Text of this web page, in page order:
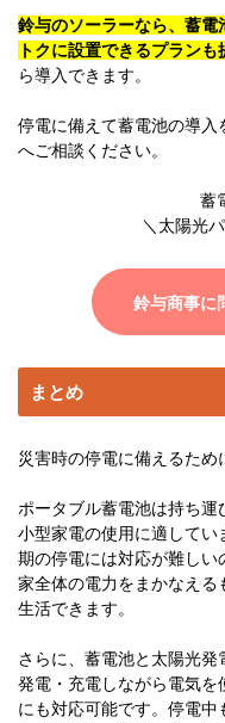
鈴与のソーラーなら、蓄
トクに設置できるプランも
ら導入できます。
停電に備えて蓄電池の導入
へご相談ください。
蓄
＼太陽光
鈴与商事に
まとめ
災害時の停電に備えるため
ポータブル蓄電池は持ち
小型家電の使用に適して
期の停電には対応が難しい
家全体の電力をまかなえる
生活できます。
さらに、蓄電池と太陽光
発電・充電しながら電気
にも対応可能です。停電